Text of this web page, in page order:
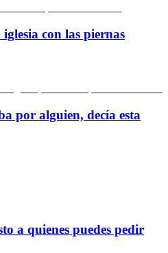
con las piernas
por alguien, decía esta
a quienes puedes pedir